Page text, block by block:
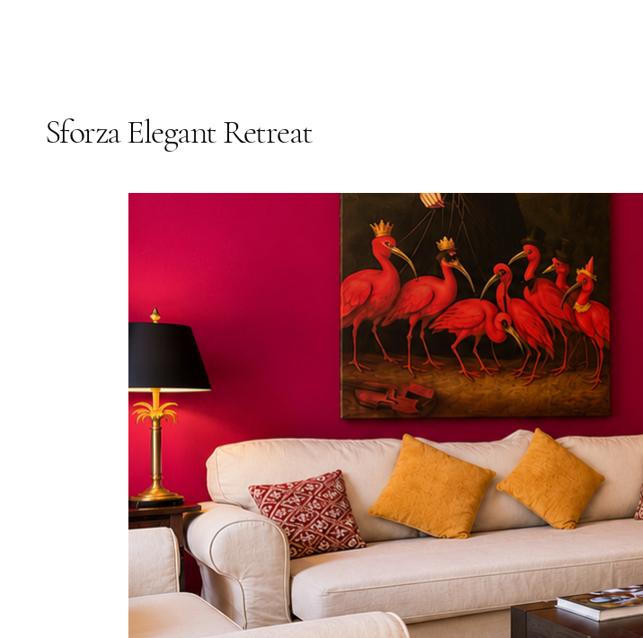
Sforza Elegant Retreat